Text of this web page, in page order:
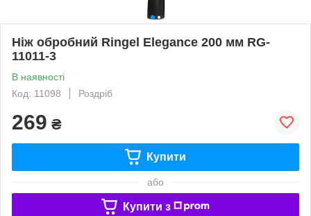
Ніж обробний Ringel Elegance 200 мм RG-
11011-3
В наявності
Код: 11098
Роздріб
269 ₴
Купити
або
Купити з